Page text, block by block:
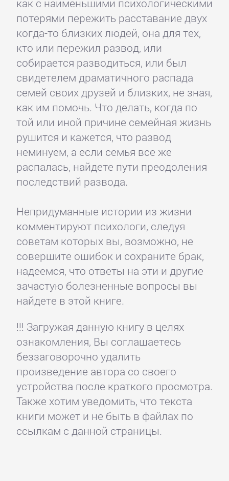
как с наименьшими психологическими
потерями пережить расставание двух
когда-то близких людей, она для тех,
кто или пережил развод, или
собирается разводиться, или был
свидетелем драматичного распада
семей своих друзей и близких, не зная,
как им помочь. Что делать, когда по
той или иной причине семейная жизнь
рушится и кажется, что развод
неминуем, а если семья все же
распалась, найдете пути преодоления
последствий развода.
Непридуманные истории из жизни
комментируют психологи, следуя
советам которых вы, возможно, не
совершите ошибок и сохраните брак,
надеемся, что ответы на эти и другие
зачастую болезненные вопросы вы
найдете в этой книге.
!!! Загружая данную книгу в целях
ознакомления, Вы соглашаетесь
беззаговорочно удалить
произведение автора со своего
устройства после краткого просмотра.
Также хотим уведомить, что текста
книги может и не быть в файлах по
ссылкам с данной страницы.